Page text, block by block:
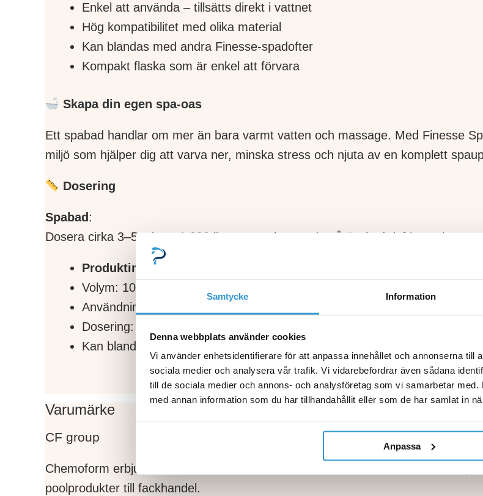
Samtycke Information
Denna webbplats använder cookies
Vi använder enhetsidentifierare för att anpassa innehållet och annonserna till
sociala medier och analysera vår trafik. Vi vidarebefordrar även sådana
till de sociala medier och annons- och analysföretag som vi samarbetar
med annan information som du har tillhandahållit eller som de har samlat in
Anpassa
Enkel att använda – tillsätts direkt i vattnet
Hög kompatibilitet med olika material
Kan blandas med andra Finesse-spadofter
Kompakt flaska som är enkel att förvara
Skapa din egen spa-oas
Ett spabad handlar om mer än bara varmt vatten och massage. Med Finesse
miljö som hjälper dig att varva ner, minska stress och njuta av en komplett
Dosering
Spabad :
Dosera cirka 3–5 ml per 1 000 liter vatten beroende på önskad doftintensitet.
Produktinformation
Volym: 100 ml
Användning: Spabad och bubbelbad
Dosering: 3–5 ml per 1 000 liter vatten
Kan blandas med andra dofter från Finesse
Varumärke
CF group
Chemoform erbjuder ett komplett sortiment av pool- och spaprodukter från
poolprodukter till fackhandel.